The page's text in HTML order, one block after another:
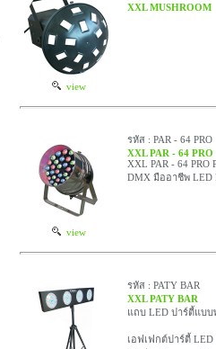
view
XXL MUSHROOM
view
รหัส : PAR - 64 PRO
XXL PAR - 64 PRO
XXL PAR - 64 PRO
DMX มืออาชีพ LED
รหัส : PATY BAR
XXL PATY BAR
แถบ LED ปาร์ตี้แบ
เอฟเฟกต์ปาร์ตี้